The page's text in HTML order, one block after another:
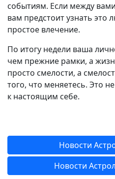
событиям. Если между
вам предстоит узнать это
простое влечение.
По итогу недели ваша
чем прежние рамки, а
просто смелости, а
того, что меняетесь. Это
к настоящим себе.
Новости
Новости